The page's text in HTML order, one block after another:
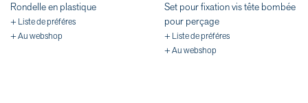
Rondelle en plastique
+ Liste de préféres
+ Au webshop
Set pour fixation vis tête bombée
pour perçage
+ Liste de préféres
+ Au webshop